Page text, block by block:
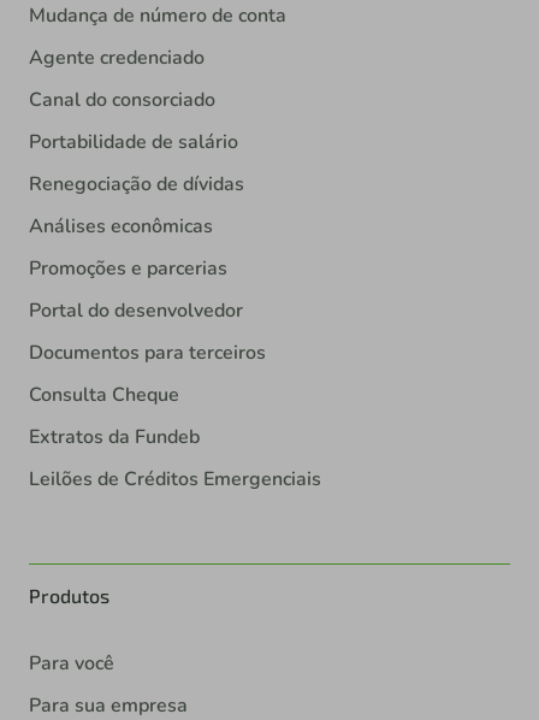
Mudança de número de conta
Agente credenciado
Canal do consorciado
Portabilidade de salário
Renegociação de dívidas
Análises econômicas
Promoções e parcerias
Portal do desenvolvedor
Documentos para terceiros
Consulta Cheque
Extratos da Fundeb
Leilões de Créditos Emergenciais
Produtos
Para você
Para sua empresa